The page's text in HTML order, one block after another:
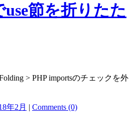
節を折りたた
> PHP importsのチェックを外
年2月 | Comments (0)